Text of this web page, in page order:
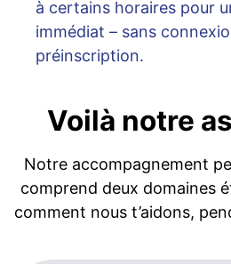
à certains horaires pour
immédiat – sans
préinscription.
Voilà notre
Notre accompagnement
comprend deux domaines
comment nous t’aidons,